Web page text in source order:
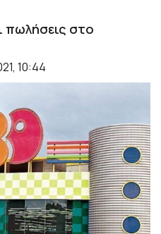
πωλήσεις στο
10:44